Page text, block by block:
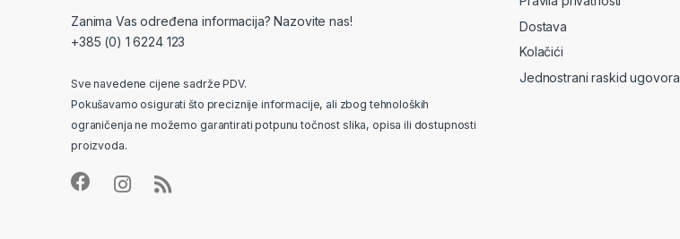
Zanima Vas određena informacija? Nazovite nas!
+385 (0) 1 6224 123
Sve navedene cijene sadrže PDV.
Pokušavamo osigurati što preciznije informacije, ali zbog tehnoloških
ograničenja ne možemo garantirati potpunu točnost slika, opisa ili dostupnosti
proizvoda.
Dostava
Kolačići
Jednostrani raskid ugovora